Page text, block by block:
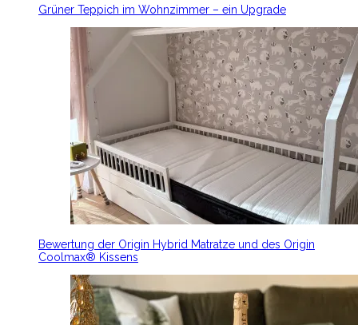
Grüner Teppich im Wohnzimmer – ein Upgrade
Bewertung der Origin Hybrid Matratze und des Origin
Coolmax® Kissens